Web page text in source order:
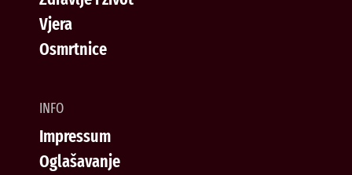
Vjera
Osmrtnice
INFO
Impressum
Oglašavanje